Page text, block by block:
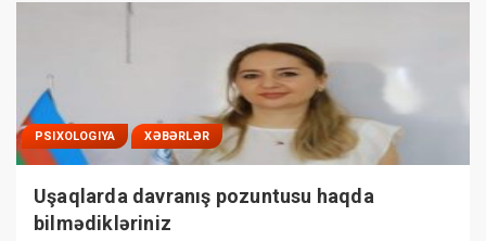
PSIXOLOGIYA XƏBƏRLƏR
Uşaqlarda davranış pozuntusu haqda
bilmədikləriniz